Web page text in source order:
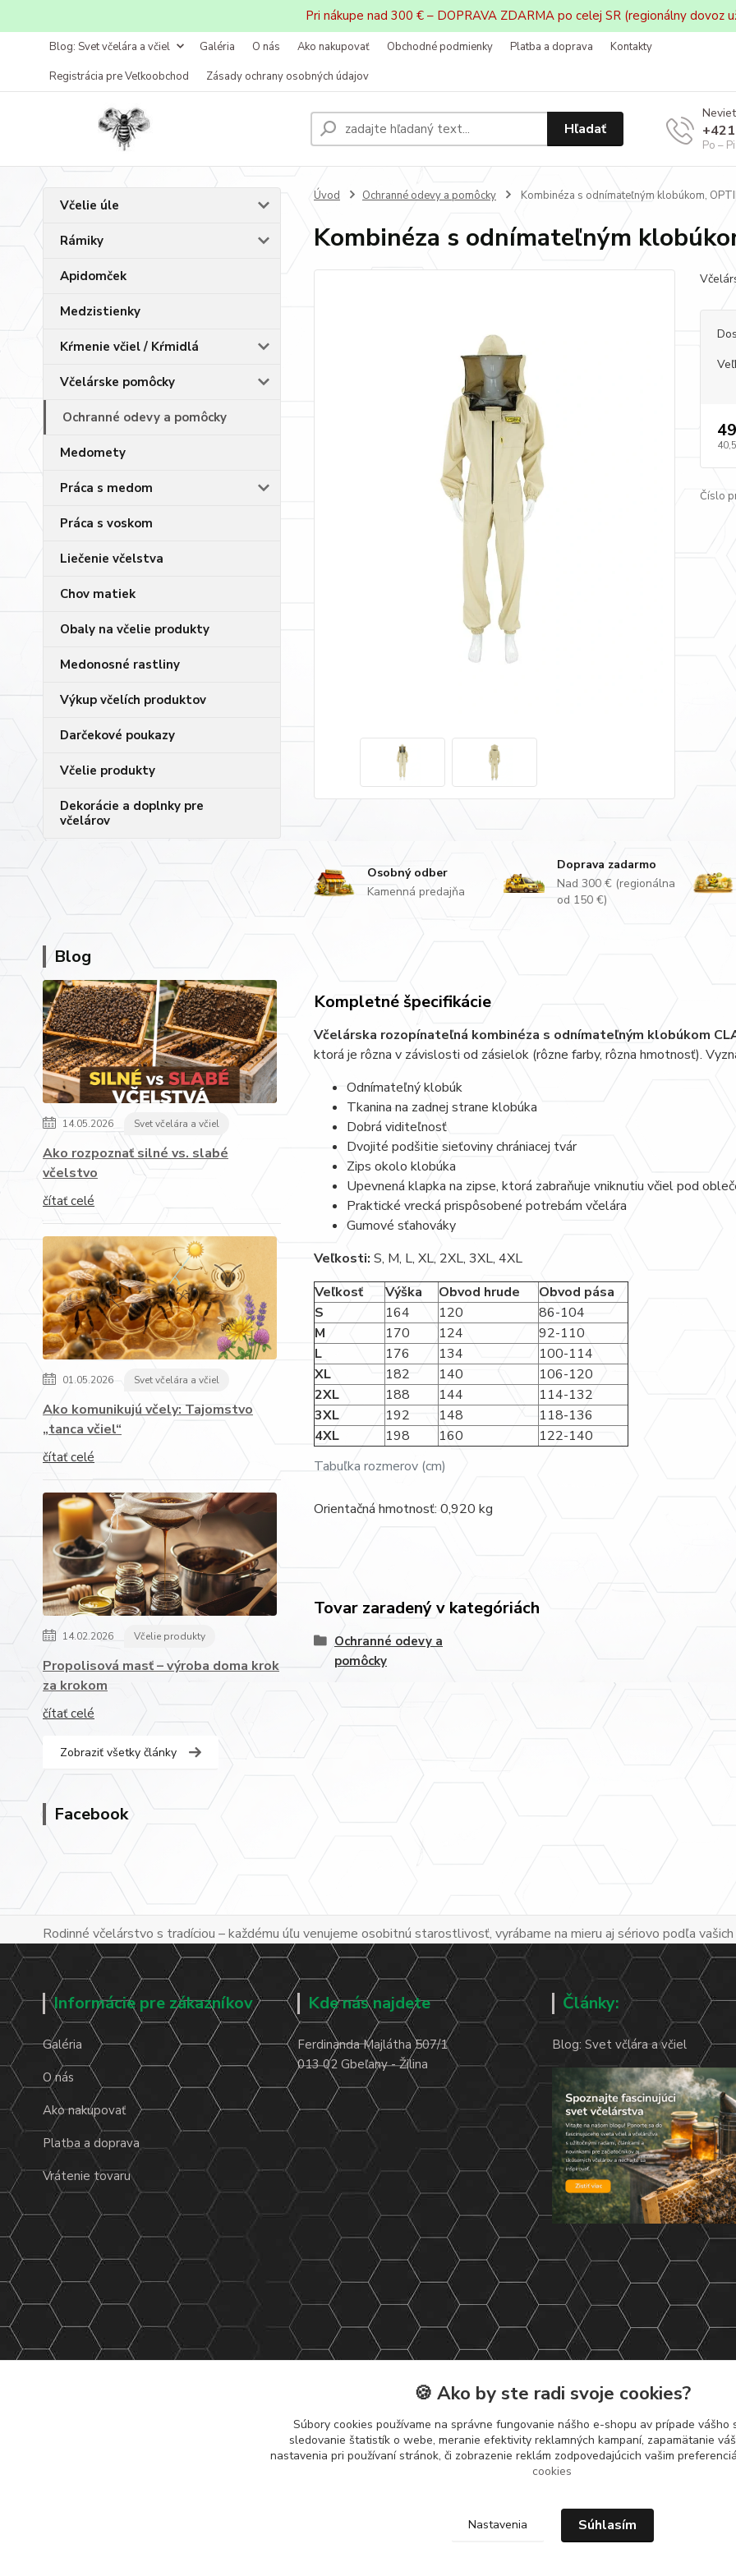
Pri nákupe nad 300 € – DOPRAVA ZDARMA po celej SR (regionálny dovoz
Blog: Svet včelára a včiel Galéria O nás Ako nakupovať Obchodné podmienky Platba a doprava
Kontakty
Registrácia pre Veľkoobchod
Zásady ochrany osobných údajov
Hľadať
Po –
Včelie úle
Rámiky
Apidomček
Medzistienky
Kŕmenie včiel / Kŕmidlá
Včelárske pomôcky
Ochranné odevy a pomôcky
Medomety
Práca s medom
Práca s voskom
Liečenie včelstva
Chov matiek
Obaly na včelie produkty
Medonosné rastliny
Výkup včelích produktov
Darčekové poukazy
Včelie produkty
Dekorácie a doplnky pre
včelárov
Blog
14.05.2026 Svet včelára a včiel
Ako rozpoznať silné vs. slabé
včelstvo
čítať celé
01.05.2026 Svet včelára a včiel
Ako komunikujú včely: Tajomstvo
„tanca včiel“
čítať celé
14.02.2026 Včelie produkty
Propolisová masť – výroba doma krok
za krokom
čítať celé
Zobraziť všetky články
Facebook
Úvod Ochranné odevy a pomôcky Kombinéza s odnímateľným klobúkom,
Kombinéza s odnímateľným
Číslo
Osobný odber
Kamenná predajňa
Doprava zadarmo
Nad 300 € (regionálna
od 150 €)
Kompletné špecifikácie
Včelárska rozopínateľná kombinéza s odnímateľným klobúkom
ktorá je rôzna v závislosti od zásielok (rôzne farby, rôzna hmotnosť).
Odnímateľný klobúk
Tkanina na zadnej strane klobúka
Dobrá viditeľnosť
Dvojité podšitie sieťoviny chrániacej tvár
Zips okolo klobúka
Upevnená klapka na zipse, ktorá zabraňuje vniknutiu včiel pod
Praktické vrecká prispôsobené potrebám včelára
Gumové sťahováky
Veľkosti: S, M, L, XL, 2XL, 3XL, 4XL
Veľkosť
Výška Obvod hrude Obvod pása
Tabuľka rozmerov (cm)
S 164 120
86-104
M
170 124
92-110
L
176 134
100-114
XL
182 140
106-120
2XL
188 144
114-132
3XL
192 148
118-136
4XL
198 160 122-140
Orientačná hmotnosť: 0,920 kg
Tovar zaradený v kategóriách
Ochranné odevy a
pomôcky
Rodinné včelárstvo s tradíciou – každému úľu venujeme osobitnú starostlivosť, vyrábame na mieru aj sériovo podľa
Informácie pre zákazníkov
Galéria
O nás
Ako nakupovať
Platba a doprava
Vrátenie tovaru
Kde nás najdete
Ferdinanda Majlátha 507/1
013 02 Gbeľany - Žilina
Články:
Blog: Svet včlára a včiel
🍪 Ako by ste radi svoje cookies?
Súbory cookies používame na správne fungovanie nášho e-shopu av prípade vášho
sledovanie štatistík o webe, meranie efektivity reklamných kampaní, zapamätanie
nastavenia pri používaní stránok, či zobrazenie reklám zodpovedajúcich vašim
cookies
Nastavenia Súhlasím